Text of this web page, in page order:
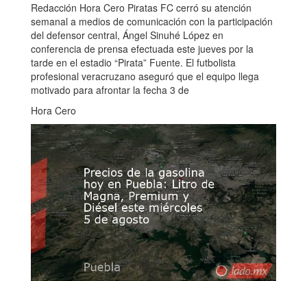
Redacción Hora Cero Piratas FC cerró su atención
semanal a medios de comunicación con la participación
del defensor central, Ángel Sinuhé López en
conferencia de prensa efectuada este jueves por la
tarde en el estadio “Pirata” Fuente. El futbolista
profesional veracruzano aseguró que el equipo llega
motivado para afrontar la fecha 3 de
Hora Cero